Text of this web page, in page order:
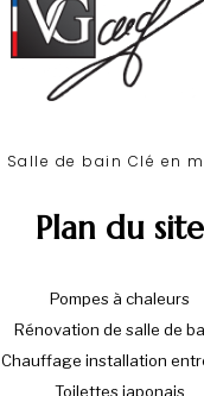
Salle de bain Clé en
Plan du site
Pompes à chaleurs
Rénovation de salle de
Chauffage installation
Toilettes japonais